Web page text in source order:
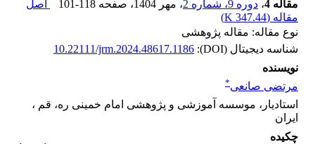
مقاله 4
، دوره 9، شماره 2 ، مهر 1404 ، صفحه 101-118
اصل
مقاله (347.44 K
)
نوع مقاله: مقاله پژوهشی
شناسه دیجیتال (DOI):
10.22111/jrm.2024.48617.1186
نویسنده
مرتضی صانعی*
استادیار، موسسه آموزشی و پژوهشی امام خمینی ره، قم ،
ایران
چکیده